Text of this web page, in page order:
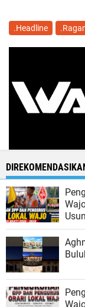
.Headline
dan